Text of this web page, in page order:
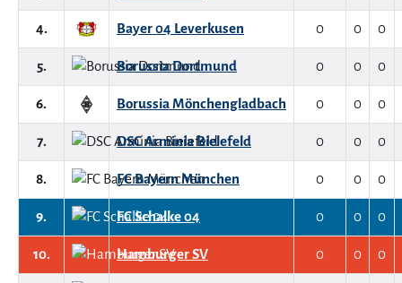
4. Bayer 04 Leverkusen 0 0 0
5. Borussia Dortmund 0 0 0
6. Borussia Mönchengladbach 0 0 0
7. DSC Arminia Bielefeld 0 0 0
8. FC Bayern München 0 0 0
9. FC Schalke 04 0 0 0
10. Hamburger SV 0 0 0